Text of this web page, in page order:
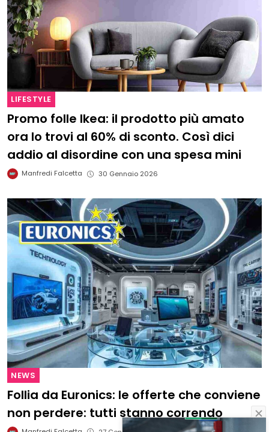
LIFESTYLE
Promo folle Ikea: il prodotto più amato
ora lo trovi al 60% di sconto. Così dici
addio al disordine con una spesa mini
Manfredi Falcetta 30 Gennaio 2026
NEWS
Follia da Euronics: le offerte che conviene
non perdere: tutti stanno correndo